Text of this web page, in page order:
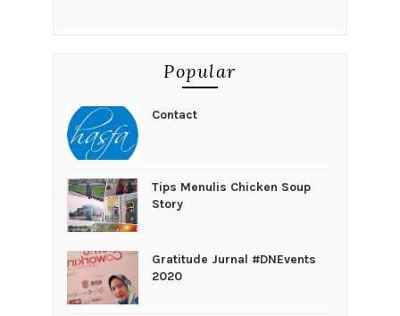
Popular
Contact
Tips Menulis Chicken Soup
Story
Gratitude Jurnal #DNEvents
2020